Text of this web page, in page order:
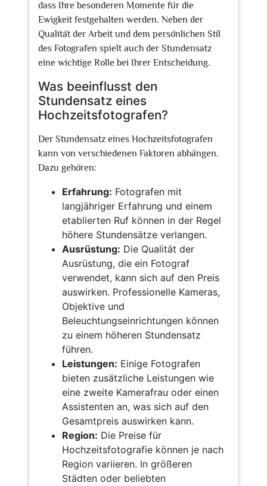
dass Ihre besonderen Momente für die
Ewigkeit festgehalten werden. Neben der
Qualität der Arbeit und dem persönlichen Stil
des Fotografen spielt auch der Stundensatz
eine wichtige Rolle bei Ihrer Entscheidung.
Was beeinflusst den
Stundensatz eines
Hochzeitsfotografen?
Der Stundensatz eines Hochzeitsfotografen
kann von verschiedenen Faktoren abhängen.
Dazu gehören:
Erfahrung: Fotografen mit
langjähriger Erfahrung und einem
etablierten Ruf können in der Regel
höhere Stundensätze verlangen.
Ausrüstung: Die Qualität der
Ausrüstung, die ein Fotograf
verwendet, kann sich auf den Preis
auswirken. Professionelle Kameras,
Objektive und
Beleuchtungseinrichtungen können
zu einem höheren Stundensatz
führen.
Leistungen: Einige Fotografen
bieten zusätzliche Leistungen wie
eine zweite Kamerafrau oder einen
Assistenten an, was sich auf den
Gesamtpreis auswirken kann.
Region: Die Preise für
Hochzeitsfotografie können je nach
Region variieren. In größeren
Städten oder beliebten